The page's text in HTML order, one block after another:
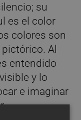
su
es el color
colores son
Al
entendido
y lo
e imaginar